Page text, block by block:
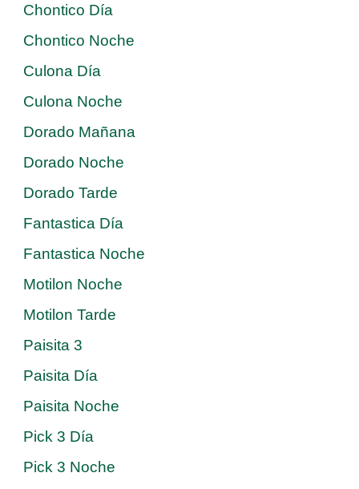
Chontico Día
Chontico Noche
Culona Día
Culona Noche
Dorado Mañana
Dorado Noche
Dorado Tarde
Fantastica Día
Fantastica Noche
Motilon Noche
Motilon Tarde
Paisita 3
Paisita Día
Paisita Noche
Pick 3 Día
Pick 3 Noche